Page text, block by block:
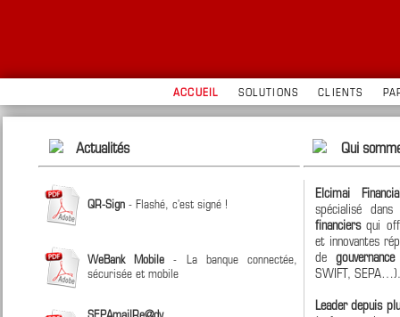
ACCUEIL SOLUTIONS CLIENTS
Actualités
QR-Sign - Flashé, c'est signé !
WeBank Mobile- La banque connectée,
sécurisée et mobile
Qui
Elcimai
spécialisé
financiersqui
et innovantes
de
SWIFT, SEPA…).
Leader depuis